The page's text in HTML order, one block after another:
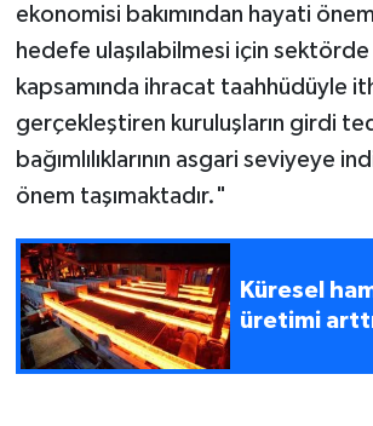
ekonomisi bakımından hayati
hedefe ulaşılabilmesi için sektörde
kapsamında ihracat taahhüdüyle
gerçekleştiren kuruluşların girdi
bağımlılıklarının asgari seviyeye
önem taşımaktadır."
Küresel
üretimi